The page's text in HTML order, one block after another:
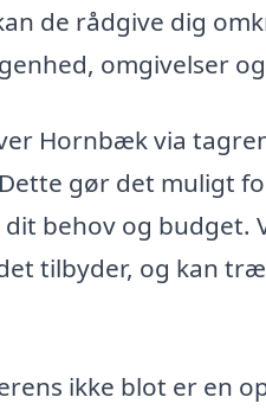
de rådgive dig
omgivelser
Hornbæk via
gør det muligt
behov og budget.
tilbyder, og kan
ikke blot er en